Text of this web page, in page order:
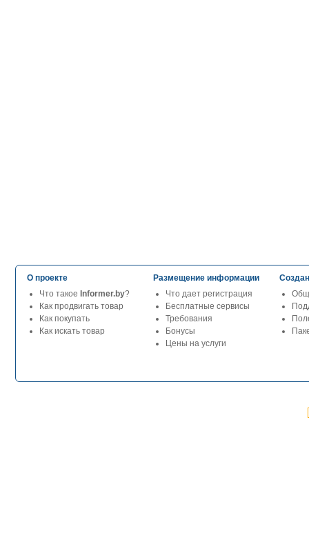
О проекте
Что такое Informer.by?
Как продвигать товар
Как покупать
Как искать товар
Размещение информации
Что дает регистрация
Бесплатные сервисы
Требования
Бонусы
Цены на услуги